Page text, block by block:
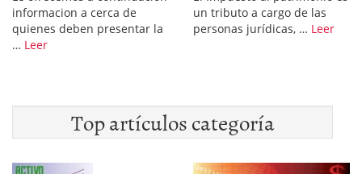
informacion a cerca de
quienes deben presentar la
… Leer
un tributo a cargo de las
personas jurídicas, … Leer
Top artículos categoría